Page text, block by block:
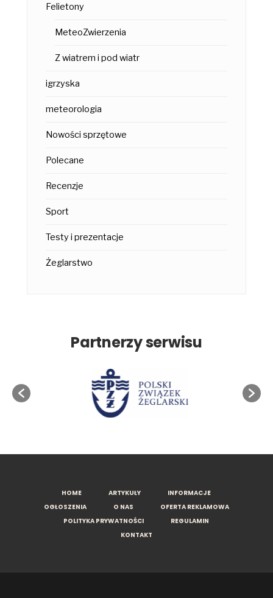
Felietony
MeteoZwierzenia
Z wiatrem i pod wiatr
igrzyska
meteorologia
Nowości sprzętowe
Polecane
Recenzje
Sport
Testy i prezentacje
Żeglarstwo
Partnerzy serwisu
HOME ARTYKUŁY
INFORMACJE
OGŁOSZENIA
O NAS
OFERTA REKLAMOWA
POLITYKA PRYWATNOŚCI
REGULAMIN
KONTAKT